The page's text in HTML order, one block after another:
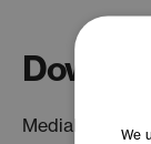
Mediakit
We